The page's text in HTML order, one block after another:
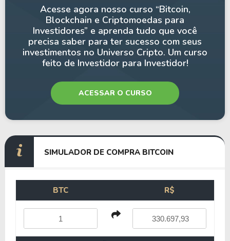
Acesse agora nosso curso “Bitcoin,
Blockchain e Criptomoedas para
Investidores” e aprenda tudo que você
precisa saber para ter sucesso com seus
investimentos no Universo Cripto. Um curso
feito de Investidor para Investidor!
ACESSAR O CURSO
SIMULADOR DE COMPRA BITCOIN
BTC R$